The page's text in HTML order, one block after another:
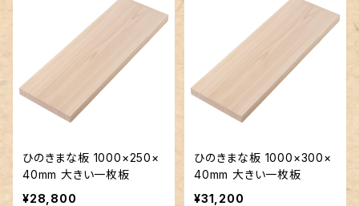
ひのきまな板 1000×250×
40mm 大きい一枚板
¥28,800
ひのきまな板 1000×300×
40mm 大きい一枚板
¥31,200